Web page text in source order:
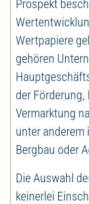
Prospekt
Wertpapiere
gehören
der Förderung,
Vermarktung
unter anderem
Bergbau oder
Die Auswahl
keinerlei